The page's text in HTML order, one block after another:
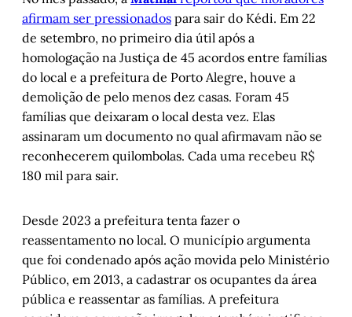
afirmam ser pressionados para sair do Kédi. Em 22
de setembro, no primeiro dia útil após a
homologação na Justiça de 45 acordos entre famílias
do local e a prefeitura de Porto Alegre, houve a
demolição de pelo menos dez casas. Foram 45
famílias que deixaram o local desta vez. Elas
assinaram um documento no qual afirmavam não se
reconhecerem quilombolas. Cada uma recebeu R$
180 mil para sair.
Desde 2023 a prefeitura tenta fazer o
reassentamento no local. O município argumenta
que foi condenado após ação movida pelo Ministério
Público, em 2013, a cadastrar os ocupantes da área
pública e reassentar as famílias. A prefeitura